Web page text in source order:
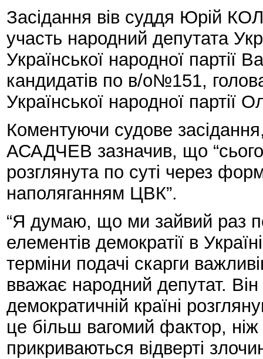
Засідання вів суддя Юрій
участь народний депутата
Української народної
кандидатів по в/о№151,
Української народної партії
Коментуючи судове
АСАДЧЕВ зазначив, що
розглянута по суті через
наполяганням ЦВК”.
“Я думаю, що ми зайвий раз
елементів демократії в
терміни подачі скарги
вважає народний депутат.
демократичній країні
це більш вагомий фактор,
прикриваються відверті